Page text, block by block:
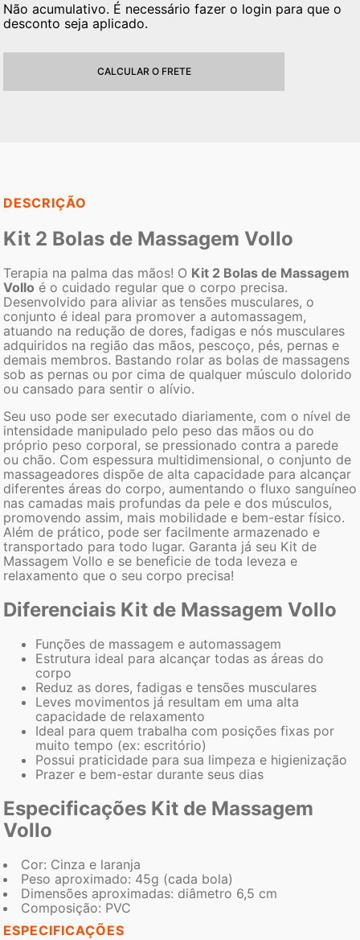
Não acumulativo. É necessário fazer o login para que o
desconto seja aplicado.
CALCULAR O FRETE
DESCRIÇÃO
Kit 2 Bolas de Massagem Vollo
Terapia na palma das mãos! O Kit 2 Bolas de Massagem
Vollo é o cuidado regular que o corpo precisa.
Desenvolvido para aliviar as tensões musculares, o
conjunto é ideal para promover a automassagem,
atuando na redução de dores, fadigas e nós musculares
adquiridos na região das mãos, pescoço, pés, pernas e
demais membros. Bastando rolar as bolas de massagens
sob as pernas ou por cima de qualquer músculo dolorido
ou cansado para sentir o alívio.
Seu uso pode ser executado diariamente, com o nível de
intensidade manipulado pelo peso das mãos ou do
próprio peso corporal, se pressionado contra a parede
ou chão. Com espessura multidimensional, o conjunto de
massageadores dispõe de alta capacidade para alcançar
diferentes áreas do corpo, aumentando o fluxo sanguíneo
nas camadas mais profundas da pele e dos músculos,
promovendo assim, mais mobilidade e bem-estar físico.
Além de prático, pode ser facilmente armazenado e
transportado para todo lugar. Garanta já seu Kit de
Massagem Vollo e se beneficie de toda leveza e
relaxamento que o seu corpo precisa!
Diferenciais Kit de Massagem Vollo
Funções de massagem e automassagem
Estrutura ideal para alcançar todas as áreas do
corpo
Reduz as dores, fadigas e tensões musculares
Leves movimentos já resultam em uma alta
capacidade de relaxamento
Ideal para quem trabalha com posições fixas por
muito tempo (ex: escritório)
Possui praticidade para sua limpeza e higienização
Prazer e bem-estar durante seus dias
Especificações Kit de Massagem
Vollo
Cor: Cinza e laranja
Peso aproximado: 45g (cada bola)
Dimensões aproximadas: diâmetro 6,5 cm
Composição: PVC
ESPECIFICAÇÕES